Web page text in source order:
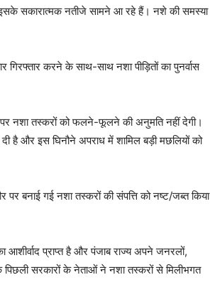
सकारात्मक नतीजे सामने आ रहे हैं। नशे की समस्या
करने के साथ-साथ नशा पीड़ितों का पुनर्वास
पर नशा तस्करों को फलने-फूलने की अनुमति नहीं देगी।
है और इस घिनौने अपराध में शामिल बड़ी मछलियों को
पर बनाई गई नशा तस्करों की संपत्ति को नष्ट/जब्त किया
आशीर्वाद प्राप्त है और पंजाब राज्य अपने जनरलों,
पिछली सरकारों के नेताओं ने नशा तस्करों से मिलीभगत